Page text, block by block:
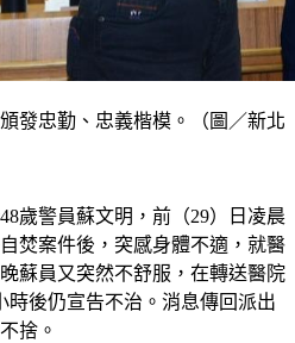
發忠勤、忠義楷模。（圖／新北
歲警員蘇文明，前（29）日凌晨
焚案件後，突感身體不適，就醫
蘇員又突然不舒服，在轉送醫院
時後仍宣告不治。消息傳回派出
捨。